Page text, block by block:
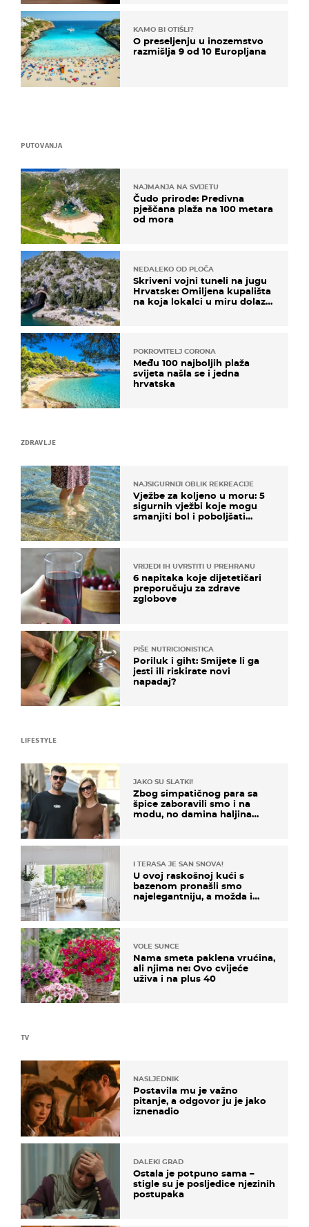
ZDRAVLJE
NAJSIGURNIJI OBLIK REKREACIJE
Vježbe za koljeno u moru: 5
sigurnih vježbi koje mogu
smanjiti bol i poboljšati
VRIJEDI IH UVRSTITI U PREHRANU
6 napitaka koje dijetetičari
preporučuju za zdrave
zglobove
PIŠE NUTRICIONISTICA
Poriluk i giht: Smijete li ga
jesti ili riskirate novi
napadaj?
TV
NASLJEDNIK
Postavila mu je važno
pitanje, a odgovor ju je jako
iznenadio
DALEKI GRAD
Ostala je potpuno sama –
stigle su je posljedice njezinih
postupaka
PUTOVANJA
NAJMANJA NA SVIJETU
Čudo prirode: Predivna
pješčana plaža na 100 metara
od mora
NEDALEKO OD PLOČA
Skriveni vojni tuneli na jugu
Hrvatske: Omiljena kupališta
na koja lokalci u miru dolaze
POKROVITELJ CORONA
Među 100 najboljih plaža
svijeta našla se i jedna
hrvatska
KAMO BI OTIŠLI?
O preseljenju u inozemstvo
razmišlja 9 od 10 Europljana
LIFESTYLE
JAKO SU SLATKI!
Zbog simpatičnog para sa
špice zaboravili smo i na
modu, no damina haljina
I TERASA JE SAN SNOVA!
U ovoj raskošnoj kući s
bazenom pronašli smo
najelegantniju, a možda i
VOLE SUNCE
Nama smeta paklena vrućina,
ali njima ne: Ovo cvijeće
uživa i na plus 40